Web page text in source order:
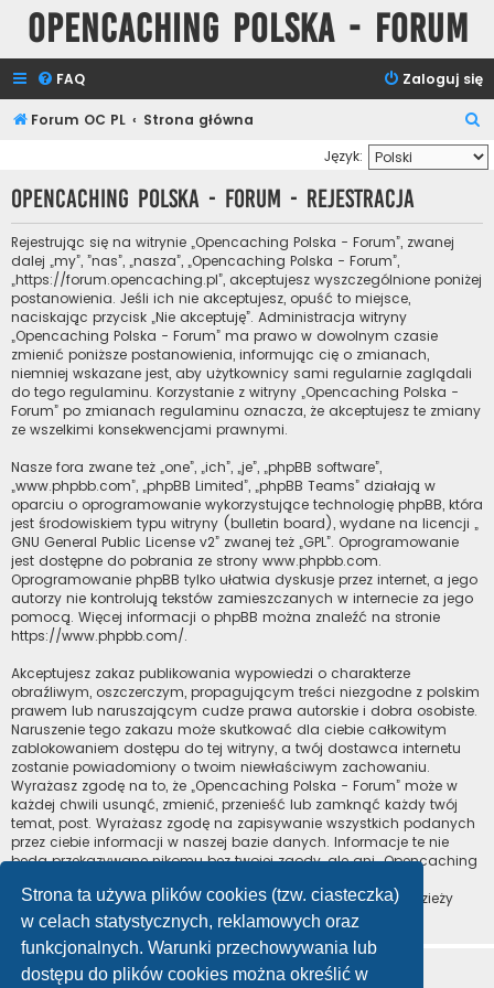
Strona ta używa plików cookies (tzw. ciasteczka)
w celach statystycznych, reklamowych oraz
funkcjonalnych. Warunki przechowywania lub
dostępu do plików cookies można określić w
Opencaching Polska - Forum
FAQ Zaloguj się
Forum OC PL Strona główna
z
u
Język:
Opencaching Polska - Forum - Rejestracja
Rejestrując się na witrynie „Opencaching Polska - Forum”, zwanej
dalej „my”, ”nas”, „nasza”, „Opencaching Polska - Forum”,
„https://forum.opencaching.pl”, akceptujesz wyszczególnione poniżej
postanowienia. Jeśli ich nie akceptujesz, opuść to miejsce,
naciskając przycisk „Nie akceptuję”. Administracja witryny
„Opencaching Polska - Forum” ma prawo w dowolnym czasie
zmienić poniższe postanowienia, informując cię o zmianach,
niemniej wskazane jest, aby użytkownicy sami regularnie zaglądali
do tego regulaminu. Korzystanie z witryny „Opencaching Polska -
Forum” po zmianach regulaminu oznacza, że akceptujesz te zmiany
ze wszelkimi konsekwencjami prawnymi.
Nasze fora zwane też „one”, „ich”, „je”, „phpBB software”,
„www.phpbb.com”, „phpBB Limited”, „phpBB Teams” działają w
oparciu o oprogramowanie wykorzystujące technologię phpBB, która
jest środowiskiem typu witryny (bulletin board), wydane na licencji „
GNU General Public License v2” zwanej też „GPL”. Oprogramowanie
jest dostępne do pobrania ze strony www.phpbb.com.
Oprogramowanie phpBB tylko ułatwia dyskusje przez internet, a jego
autorzy nie kontrolują tekstów zamieszczanych w internecie za jego
pomocą. Więcej informacji o phpBB można znaleźć na stronie
https://www.phpbb.com/.
Akceptujesz zakaz publikowania wypowiedzi o charakterze
obraźliwym, oszczerczym, propagującym treści niezgodne z polskim
prawem lub naruszającym cudze prawa autorskie i dobra osobiste.
Naruszenie tego zakazu może skutkować dla ciebie całkowitym
zablokowaniem dostępu do tej witryny, a twój dostawca internetu
zostanie powiadomiony o twoim niewłaściwym zachowaniu.
Wyrażasz zgodę na to, że „Opencaching Polska - Forum” może w
każdej chwili usunąć, zmienić, przenieść lub zamknąć każdy twój
temat, post. Wyrażasz zgodę na zapisywanie wszystkich podanych
przez ciebie informacji w naszej bazie danych. Informacje te nie
będą przekazywane nikomu bez twojej zgody, ale ani „Opencaching
włamania do witryny, podczas których może dojść do kradzieży
danych.